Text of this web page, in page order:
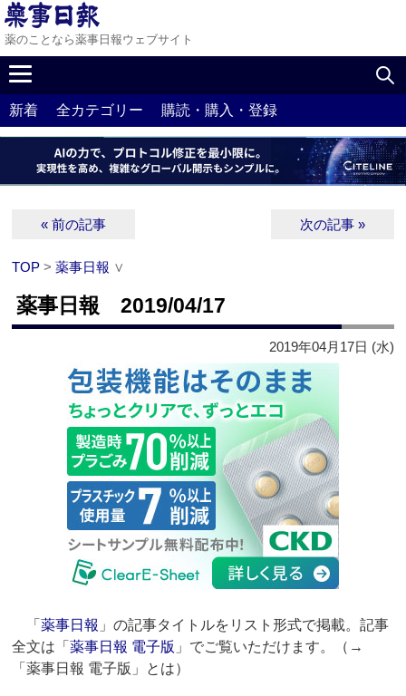
薬のことなら薬事日報ウェブサイト
新着 全カテゴリー 購読・購入・登録
« 前の記事 次の記事 »
TOP >薬事日報 ∨
薬事日報 2019/04/17
2019年04月17日 (水)
「薬事日報 」の記事タイトルをリスト形式で掲載。記事
全文は「薬事日報 電子版 」でご覧いただけます。（→
「薬事日報 電子版」とは）